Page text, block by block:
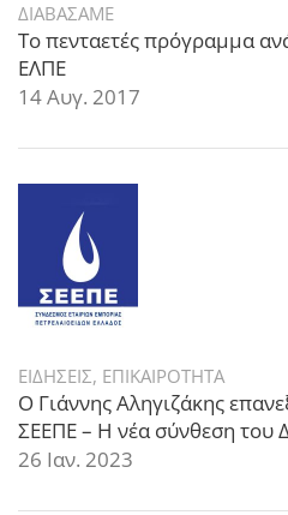
ΔΙΑΒΑΣΑΜΕ
Το πενταετές πρόγραμμα
ΕΛΠΕ
14 Αυγ. 2017
ΕΙΔΗΣΕΙΣ, ΕΠΙΚΑΙΡΟΤΗΤΑ
Ο Γιάννης Αληγιζάκης
ΣΕΕΠΕ – Η νέα σύνθεση του
26 Ιαν. 2023